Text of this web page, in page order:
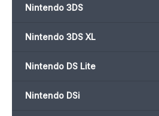
Nintendo 3DS
Nintendo 3DS XL
Nintendo DS Lite
Nintendo DSi